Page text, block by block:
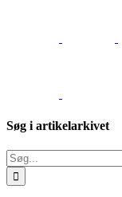
Søg i artikelarkivet
Søg
efter: